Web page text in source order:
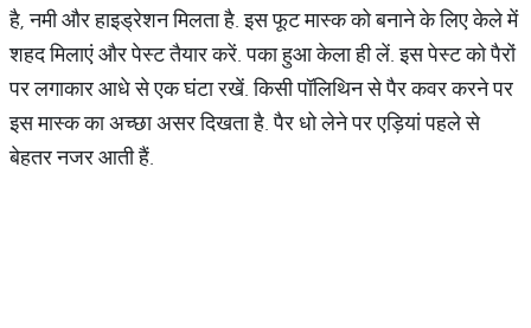
है, नमी और हाइड्रेशन मिलता है. इस फूट मास्क को बनाने के लिए केले में
शहद मिलाएं और पेस्ट तैयार करें. पका हुआ केला ही लें. इस पेस्ट को पैरों
पर लगाकार आधे से एक घंटा रखें. किसी पॉलिथिन से पैर कवर करने पर
इस मास्क का अच्छा असर दिखता है. पैर धो लेने पर एड़ियां पहले से
बेहतर नजर आती हैं.